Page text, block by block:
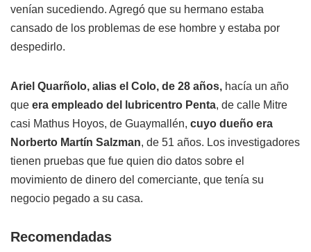
venían sucediendo. Agregó que su hermano estaba
cansado de los problemas de ese hombre y estaba por
despedirlo.
Ariel Quarñolo, alias el Colo, de 28 años, hacía un año
que era empleado del lubricentro Penta, de calle Mitre
casi Mathus Hoyos, de Guaymallén, cuyo dueño era
Norberto Martín Salzman, de 51 años. Los investigadores
tienen pruebas que fue quien dio datos sobre el
movimiento de dinero del comerciante, que tenía su
negocio pegado a su casa.
Recomendadas